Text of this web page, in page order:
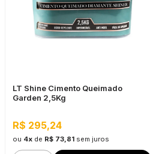
LT Shine Cimento Queimado
Garden 2,5Kg
R$ 295,24
ou 4x de R$ 73,81 sem juros